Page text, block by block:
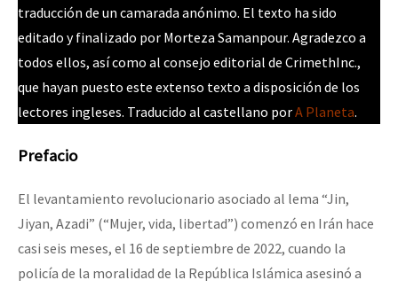
Audio
Fotorreportaje
Video
Otras secciones
Semillero Guerra contra la Humanidad. (Las poblaciones y
la naturaleza bajo asedio)
Libros para descargar
Se o México sabe, que o mundo saiba! Nossas lutas pela
[25 abr – CDMX] Tokín por el CNI: 30 años de Resistencia y
traducción de un camarada anónimo. El texto ha sido
editado y finalizado por Morteza Samanpour. Agradezco a
todos ellos, así como al consejo editorial de CrimethInc.,
que hayan puesto este extenso texto a disposición de los
lectores ingleses. Traducido al castellano porA Planeta.
Prefacio
El levantamiento revolucionario asociado al lema “Jin,
Jiyan, Azadi” (“Mujer, vida, libertad”) comenzó en Irán hace
casi seis meses, el 16 de septiembre de 2022, cuando la
policía de la moralidad de la República Islámica asesinó a